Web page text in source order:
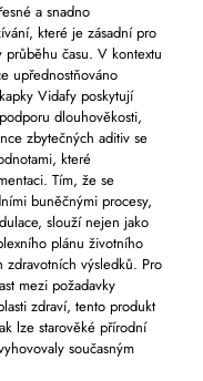
a snadno
které je zásadní pro
času. V kontextu
upřednostňováno
Vidafy poskytují
dlouhověkosti,
zbytečných aditiv se
které
Tím, že se
buněčnými procesy,
slouží nejen jako
plánu životního
zdravotních výsledků. Pro
mezi požadavky
zdraví, tento produkt
lze starověké přírodní
současným